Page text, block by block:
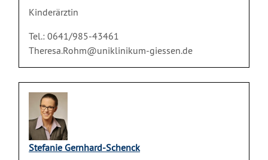
Kinderärztin
Tel.: 0641/985-43461
Theresa.Rohm@uniklinikum-giessen.de
Stefanie Gernhard-Schenck